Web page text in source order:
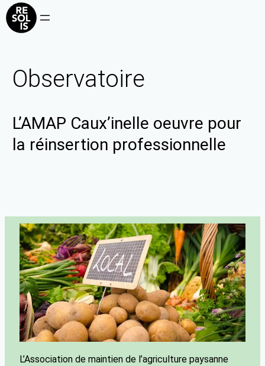
Observatoire
L’AMAP Caux’inelle oeuvre pour
la réinsertion professionnelle
L’Association de maintien de l’agriculture paysanne